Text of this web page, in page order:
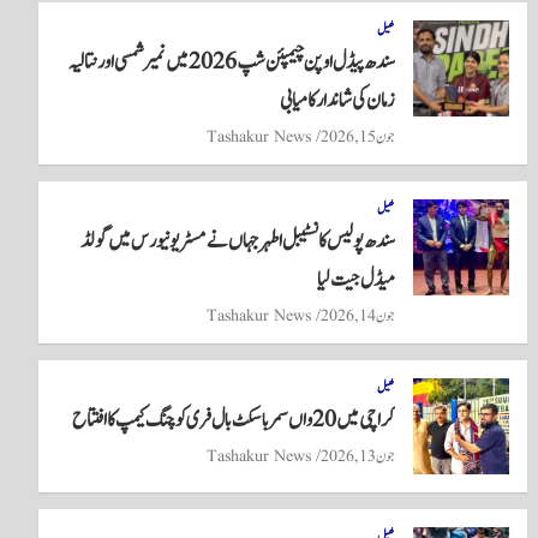
ok
r
A
pp
کھیل
سندھ پیڈل اوپن چیمپئن شپ 2026 میں نمیر شمسی اور نتالیہ
زمان کی شاندار کامیابی
جون 15, 2026 Tashakur News
کھیل
سندھ پولیس کانسٹیبل اطہر جہاں نے مسٹر یونیورس میں گولڈ
میڈل جیت لیا
جون 14, 2026 Tashakur News
کھیل
کراچی میں 20واں سمر باسکٹ بال فری کوچنگ کیمپ کا افتتاح
جون 13, 2026 Tashakur News